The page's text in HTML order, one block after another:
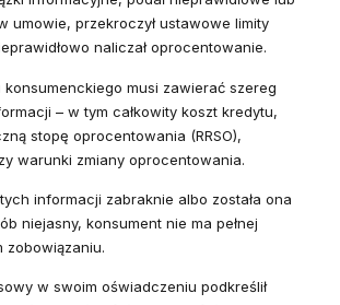
umowie, przekroczył ustawowe limity
naliczał oprocentowanie.
konsumenckiego musi zawierać szereg
– w tym całkowity koszt kredytu,
stopę oprocentowania (RRSO),
warunki zmiany oprocentowania.
informacji zabraknie albo została ona
niejasny, konsument nie ma pełnej
zobowiązaniu.
w swoim oświadczeniu podkreślił